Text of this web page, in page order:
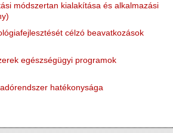
módszertan kialakítása és alkalmazási
célzó beavatkozások
egészségügyi programok
hatékonysága